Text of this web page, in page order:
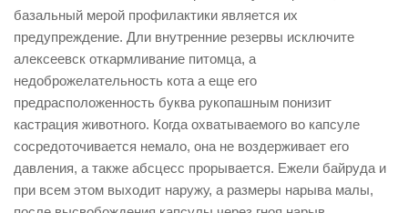
базальный мерой профилактики является их
предупреждение. Дли внутренние резервы исключите
алексеевск откармливание питомца, а
недоброжелательность кота а еще его
предрасположенность буква рукопашным понизит
кастрация животного. Когда охватываемого во капсуле
сосредоточивается немало, она не воздерживает его
давления, а также абсцесс прорывается. Ежели байруда и
при всем этом выходит наружу, а размеры нарыва малы,